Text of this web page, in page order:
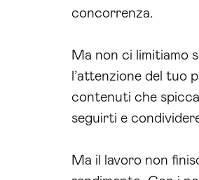
concorrenza.
Ma non ci limitiamo
l’attenzione del tuo
contenuti che
seguirti e
Ma il lavoro non